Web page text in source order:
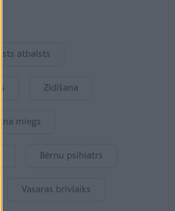
atbalsts
Zīdīšana
miegs
Bērnu psihiatrs
Vasaras brīvlaiks